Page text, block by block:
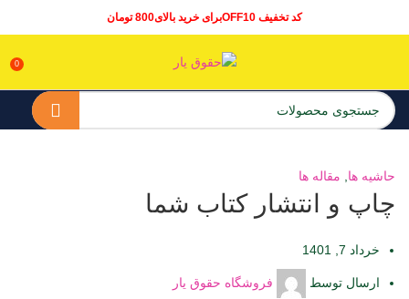
کد تخفیف OFF10برای خرید بالای800 تومان
0
حاشیه ها مقاله ها
چاپ و انتشار کتاب شما
خرداد 7, 1401
ارسال توسط فروشگاه حقوق یار